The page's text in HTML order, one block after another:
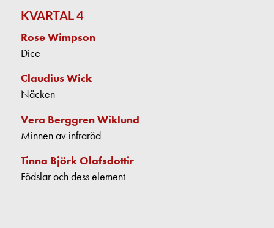
KVARTAL 4
Rose Wimpson
Dice
Claudius Wick
Näcken
Vera Berggren Wiklund
Minnen av infraröd
Tinna Björk Olafsdottir
Födslar och dess element